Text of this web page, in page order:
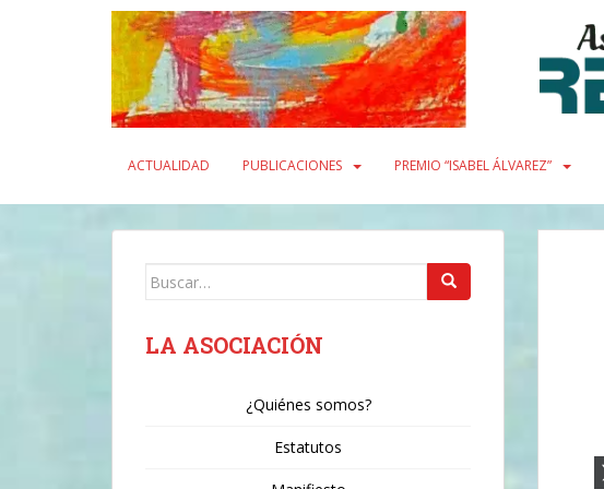
ACTUALIDAD PUBLICACIONES PREMIO “ISABEL ÁLVAREZ”
Buscar:
LA ASOCIACIÓN
¿Quiénes somos?
Estatutos